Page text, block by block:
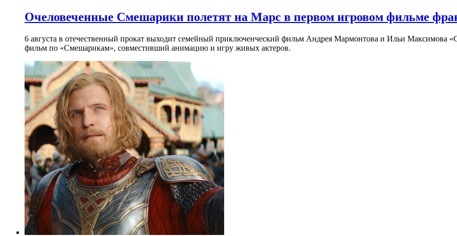
Очеловеченные Смешарики полетят на Марс в первом игровом фильме
6 августа в отечественный прокат выходит семейный приключенческий фильм Андрея Мармонтова и Ильи Максимова
фильм по «Смешарикам», совместивший анимацию и игру живых актеров.